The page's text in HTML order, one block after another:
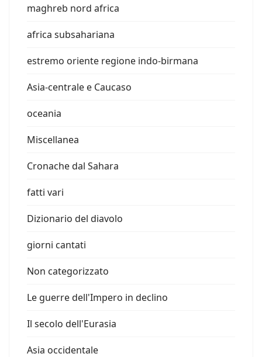
maghreb nord africa
africa subsahariana
estremo oriente regione indo-birmana
Asia-centrale e Caucaso
oceania
Miscellanea
Cronache dal Sahara
fatti vari
Dizionario del diavolo
giorni cantati
Non categorizzato
Le guerre dell'Impero in declino
Il secolo dell'Eurasia
Asia occidentale